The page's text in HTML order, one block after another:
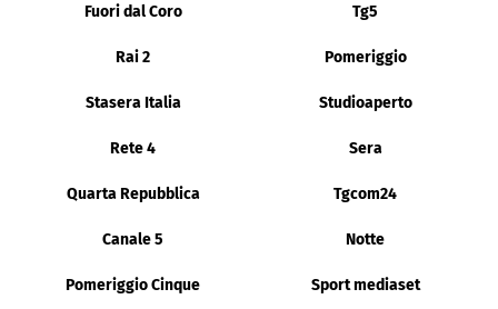
Fuori dal Coro Tg5
Rai 2 Pomeriggio
Stasera Italia Studioaperto
Rete 4 Sera
Quarta Repubblica Tgcom24
Canale 5 Notte
Pomeriggio Cinque Sport mediaset